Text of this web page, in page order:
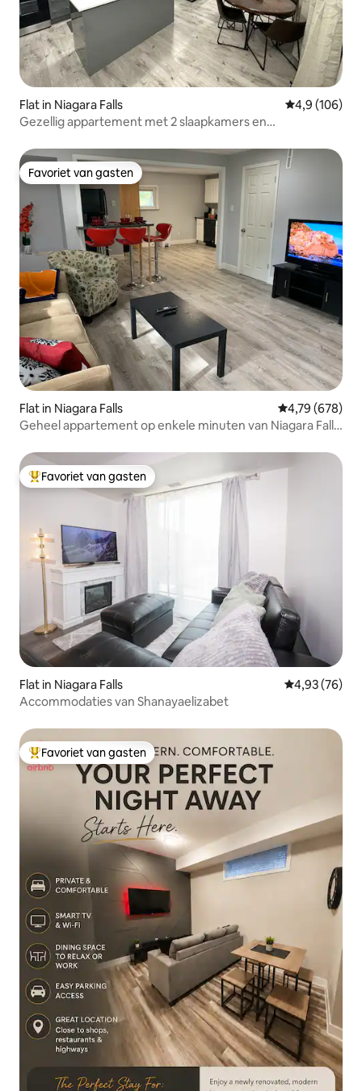
Flat in Niagara Falls Gemiddelde
4,9 (106)
Gezellig appartement met 2 slaapkamers en
Favoriet van gasten
Favoriet van gasten
Flat in Niagara Falls Gemiddelde
4,79 (678)
Geheel appartement op enkele minuten van Niagara Falls
Topfavoriet van gasten
Favoriet van gasten
Flat in Niagara Falls Gemiddelde
4,93 (76)
Accommodaties van Shanayaelizabet
Topfavoriet van gasten
Favoriet van gasten